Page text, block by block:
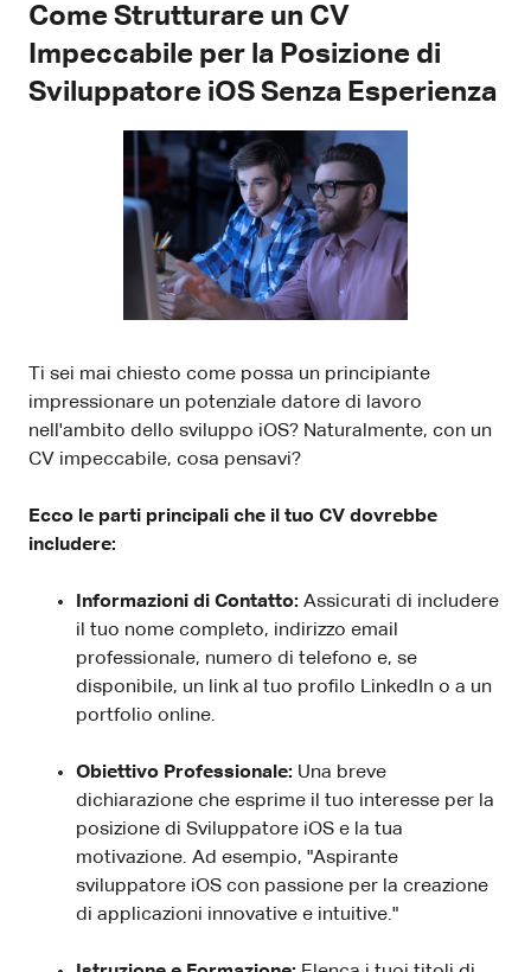
Come Strutturare un CV
Impeccabile per la Posizione di
Sviluppatore iOS Senza Esperienza
Ti sei mai chiesto come possa un principiante
impressionare un potenziale datore di lavoro
nell'ambito dello sviluppo iOS? Naturalmente, con un
CV impeccabile, cosa pensavi?
Ecco le parti principali che il tuo CV dovrebbe
includere:
Informazioni di Contatto: Assicurati di includere
il tuo nome completo, indirizzo email
professionale, numero di telefono e, se
disponibile, un link al tuo profilo LinkedIn o a un
portfolio online.
Obiettivo Professionale: Una breve
dichiarazione che esprime il tuo interesse per la
posizione di Sviluppatore iOS e la tua
motivazione. Ad esempio, "Aspirante
sviluppatore iOS con passione per la creazione
di applicazioni innovative e intuitive."